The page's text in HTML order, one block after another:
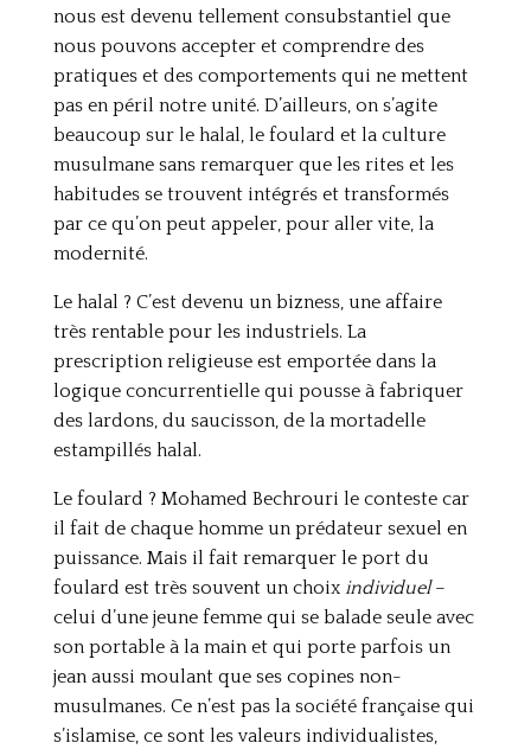
nous est devenu tellement consubstantiel que
nous pouvons accepter et comprendre des
pratiques et des comportements qui ne mettent
pas en péril notre unité. D’ailleurs, on s’agite
beaucoup sur le halal, le foulard et la culture
musulmane sans remarquer que les rites et les
habitudes se trouvent intégrés et transformés
par ce qu’on peut appeler, pour aller vite, la
modernité.
Le halal ? C’est devenu un bizness, une affaire
très rentable pour les industriels. La
prescription religieuse est emportée dans la
logique concurrentielle qui pousse à fabriquer
des lardons, du saucisson, de la mortadelle
estampillés halal.
Le foulard ? Mohamed Bechrouri le conteste car
il fait de chaque homme un prédateur sexuel en
puissance. Mais il fait remarquer le port du
foulard est très souvent un choix individuel–
celui d’une jeune femme qui se balade seule avec
son portable à la main et qui porte parfois un
jean aussi moulant que ses copines non-
musulmanes. Ce n’est pas la société française qui
s’islamise, ce sont les valeurs individualistes,